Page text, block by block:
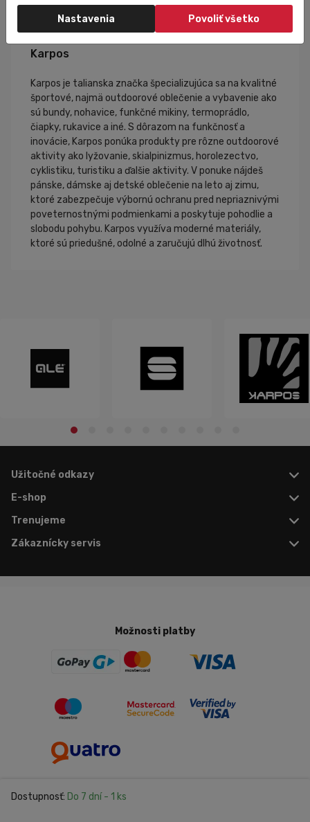
Karpos
Karpos je talianska značka špecializujúca sa na kvalitné
športové, najmä outdoorové oblečenie a vybavenie ako
sú bundy, nohavice, funkčné mikiny, termoprádlo,
čiapky, rukavice a iné. S dôrazom na funkčnosť a
inovácie, Karpos ponúka produkty pre rôzne outdoorové
aktivity ako lyžovanie, skialpinizmus, horolezectvo,
cyklistiku, turistiku a ďalšie aktivity. V ponuke nájdeš
pánske, dámske aj detské oblečenie na leto aj zimu,
ktoré zabezpečuje výbornú ochranu pred nepriaznivými
poveternostnými podmienkami a poskytuje pohodlie a
slobodu pohybu. Karpos využíva moderné materiály,
ktoré sú priedušné, odolné a zaručujú dlhú životnosť.
Dostupnosť: Do 7 dní- 1 ks
Užitočné odkazy
E-shop
Trenujeme
Zákaznícky servis
Možnosti platby
Nastavenia Povoliť všetko